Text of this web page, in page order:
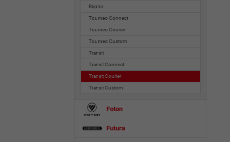
Raptor
Tourneo Connect
Tourneo Courier
Tourneo Custom
Transit
Transit Connect
Transit Courier
Transit Custom
Foton
Futura